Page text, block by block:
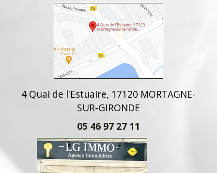
4 Quai de l'Estuaire, 17120 MORTAGNE-
SUR-GIRONDE
05 46 97 27 11